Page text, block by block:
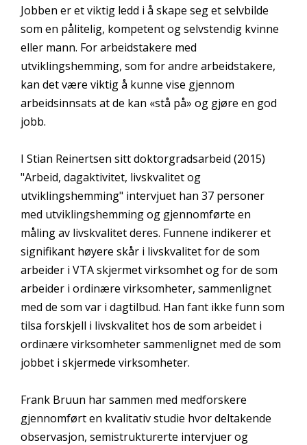
Jobben er et viktig ledd i å skape seg et selvbilde
som en pålitelig, kompetent og selvstendig kvinne
eller mann. For arbeidstakere med
utviklingshemming, som for andre arbeidstakere,
kan det være viktig å kunne vise gjennom
arbeidsinnsats at de kan «stå på» og gjøre en god
jobb.
I Stian Reinertsen sitt doktorgradsarbeid (2015)
"Arbeid, dagaktivitet, livskvalitet og
utviklingshemming" intervjuet han 37 personer
med utviklingshemming og gjennomførte en
måling av livskvalitet deres. Funnene indikerer et
signifikant høyere skår i livskvalitet for de som
arbeider i VTA skjermet virksomhet og for de som
arbeider i ordinære virksomheter, sammenlignet
med de som var i dagtilbud. Han fant ikke funn som
tilsa forskjell i livskvalitet hos de som arbeidet i
ordinære virksomheter sammenlignet med de som
jobbet i skjermede virksomheter.
Frank Bruun har sammen med medforskere
gjennomført en kvalitativ studie hvor deltakende
observasjon, semistrukturerte intervjuer og